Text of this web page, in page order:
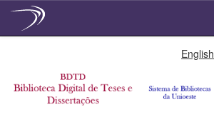
English